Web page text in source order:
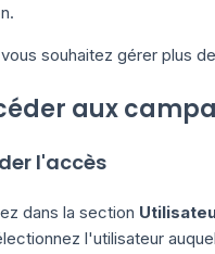
souhaitez gérer plus
aux
l'accès
dans la section
l'utilisateur